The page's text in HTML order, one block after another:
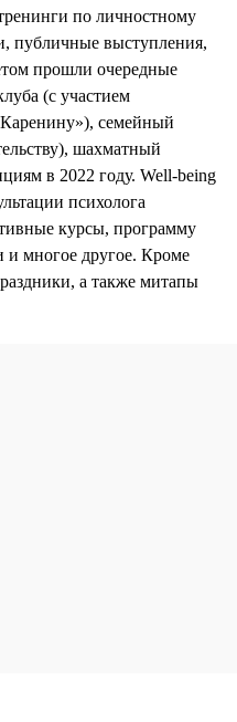
по личностному
публичные выступления,
прошли очередные
(с участием
семейный
шахматный
в 2022 году. Well-being
психолога
курсы, программу
многое другое. Кроме
а также митапы